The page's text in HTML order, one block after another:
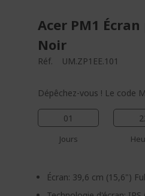
Acer PM1
Noir
Réf. UM.ZP1EE.101
Dépêchez-vous ! Le code
01
Jours
Écran: 39,6 cm (15,6")